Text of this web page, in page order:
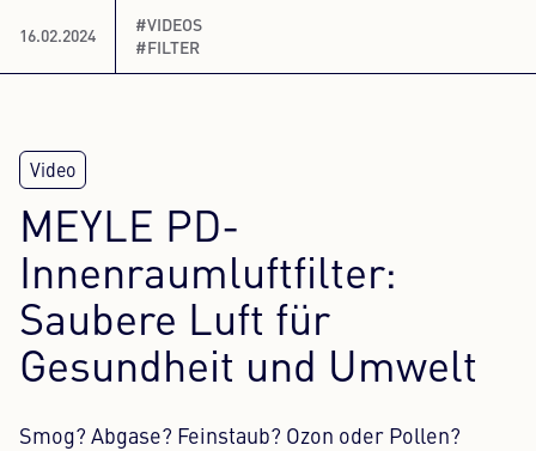
Über Uns
Content Hub
Presse
Karriere
Newsletter
Sprache: Deutsch
16.02.2024
#VIDEOS
#FILTER
MEYLE PD-
Innenraumluftfilter:
Saubere Luft für
Gesundheit und Umwelt
Smog? Abgase? Feinstaub? Ozon oder Pollen?